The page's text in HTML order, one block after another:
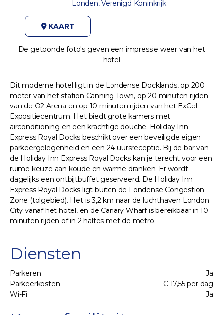
Londen, Verenigd Koninkrijk
KAART
De getoonde foto's geven een impressie weer van het
hotel
Dit moderne hotel ligt in de Londense Docklands, op 200
meter van het station Canning Town, op 20 minuten rijden
van de O2 Arena en op 10 minuten rijden van het ExCel
Expositiecentrum. Het biedt grote kamers met
airconditioning en een krachtige douche. Holiday Inn
Express Royal Docks beschikt over een beveiligde eigen
parkeergelegenheid en een 24-uursreceptie. Bij de bar van
de Holiday Inn Express Royal Docks kan je terecht voor een
ruime keuze aan koude en warme dranken. Er wordt
dagelijks een ontbijtbuffet geserveerd. De Holiday Inn
Express Royal Docks ligt buiten de Londense Congestion
Zone (tolgebied). Het is 3,2 km naar de luchthaven London
City vanaf het hotel, en de Canary Wharf is bereikbaar in 10
minuten rijden of in 2 haltes met de metro.
Diensten
Parkeren
Ja
Parkeerkosten
€ 17,55 per dag
Wi-Fi
Ja